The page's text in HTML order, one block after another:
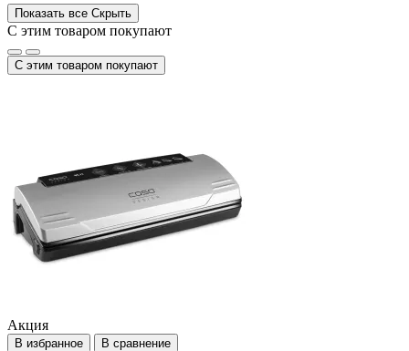
Показать все Скрыть
С этим товаром покупают
С этим товаром покупают
Акция
В избранное В сравнение